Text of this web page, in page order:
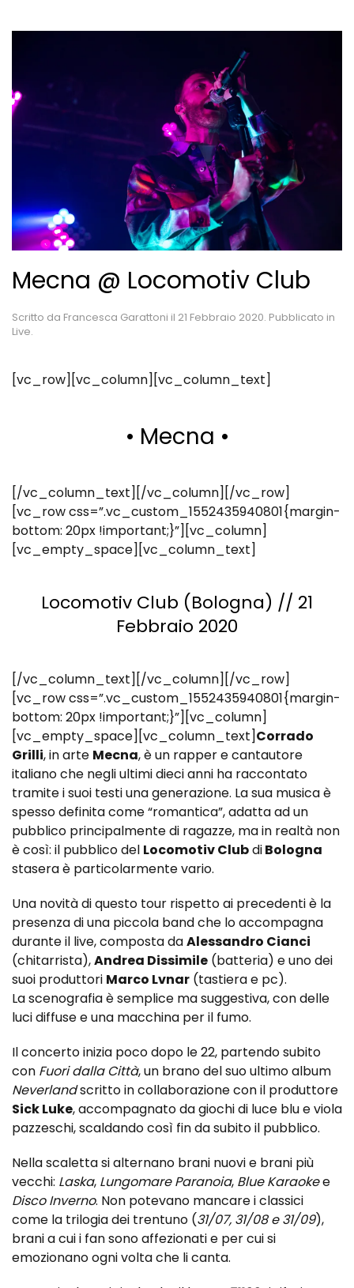
Mecna @ Locomotiv Club
Scritto da Francesca Garattoni il 21 Febbraio 2020. Pubblicato in
Live.
[vc_row][vc_column][vc_column_text]
• Mecna •
[/vc_column_text][/vc_column][/vc_row]
[vc_row css=”.vc_custom_1552435940801{margin-
bottom: 20px !important;}”][vc_column]
[vc_empty_space][vc_column_text]
Locomotiv Club (Bologna) // 21
Febbraio 2020
[/vc_column_text][/vc_column][/vc_row]
[vc_row css=”.vc_custom_1552435940801{margin-
bottom: 20px !important;}”][vc_column]
[vc_empty_space][vc_column_text]Corrado
Grilli, in arte Mecna, è un rapper e cantautore
italiano che negli ultimi dieci anni ha raccontato
tramite i suoi testi una generazione. La sua musica è
spesso definita come “romantica”, adatta ad un
pubblico principalmente di ragazze, ma in realtà non
è così: il pubblico del Locomotiv ClubdiBologna
stasera è particolarmente vario.
Una novità di questo tour rispetto ai precedenti è la
presenza di una piccola band che lo accompagna
durante il live, composta daAlessandro Cianci
(chitarrista),Andrea Dissimile (batteria) e uno dei
suoi produttori Marco Lvnar (tastiera e pc).
La scenografia è semplice ma suggestiva, con delle
luci diffuse e una macchina per il fumo.
Il concerto inizia poco dopo le 22, partendo subito
con Fuori dalla Città, un brano del suo ultimo album
Neverlandscritto in collaborazione con il produttore
Sick Luke, accompagnato da giochi di luce blu e viola
pazzeschi, scaldando così fin da subito il pubblico.
Nella scaletta si alternano brani nuovi e brani più
vecchi: Laska, Lungomare Paranoia, Blue Karaokee
Disco Inverno. Non potevano mancare i classici
come la trilogia dei trentuno (31/07, 31/08 e 31/09),
brani a cui i fan sono affezionati e per cui si
emozionano ogni volta che li canta.